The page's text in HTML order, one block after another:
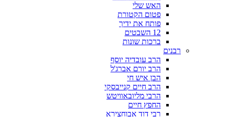
האש שלי
פטום הקטורת
פותח את ידיך
12 השבטים
ברכות שונות
רבנים
הרב עובדיה יוסף
הרב יורם אברג'ל
הבן איש חי
הרב חיים קנייבסקי
הרבי מליובאוויטש
החפץ חיים
רבי דוד אבוחצירא